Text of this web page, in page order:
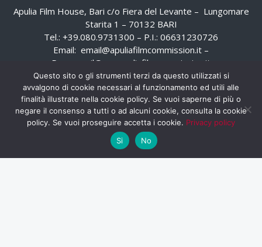
Apulia Film House, Bari c/o Fiera del Levante – Lungomare
Starita 1 – 70132 BARI
Tel.: +39.080.9731300 – P.I.: 06631230726
Email: email@apuliafilmcommission.it –
Pec:
email@pec.apuliafilmcommission.it
Questo sito o gli strumenti terzi da questo utilizzati si
avvalgono di cookie necessari al funzionamento ed utili alle
finalità illustrate nella cookie policy. Se vuoi saperne di più o
negare il consenso a tutti o ad alcuni cookie, consulta la cookie
policy. Se vuoi proseguire accetta i cookie. Privacy policy
Si
No